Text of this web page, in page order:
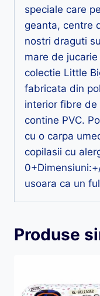
speciale care
geanta, centre
nostri draguti
mare de
colectie Little
fabricata din
interior fibre de
contine PVC.
cu o carpa
copilasii cu
usoara ca un
Produse